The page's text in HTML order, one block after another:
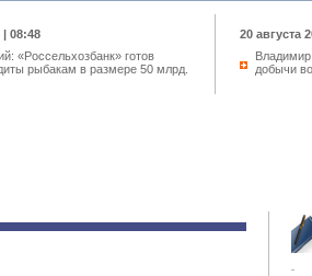
| 08:48
«Россельхозбанк» готов
рыбакам в размере 50 млрд.
20 августа
Владимир
добычи